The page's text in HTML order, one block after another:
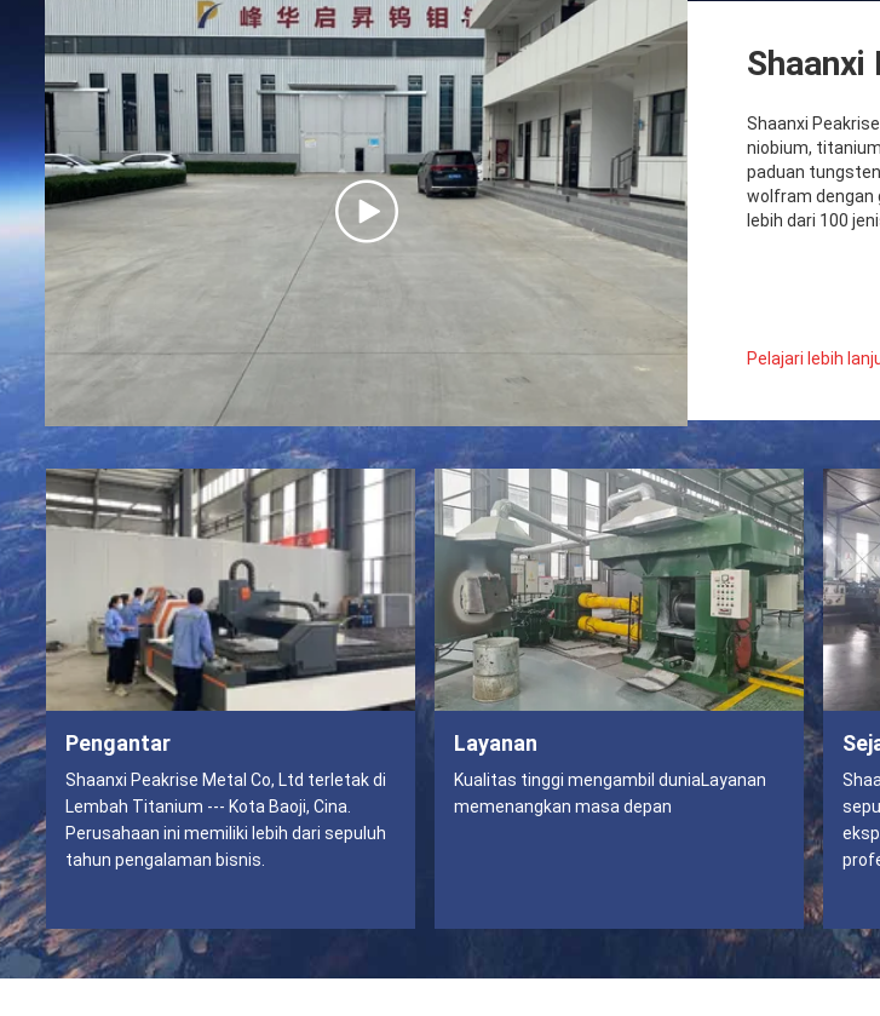
Shaanxi
Shaanxi
niobium,
paduan
wolfram dengan
lebih dari 100
Pelajari lebih
Pengantar
Shaanxi Peakrise Metal Co, Ltd terletak di
Lembah Titanium --- Kota Baoji, Cina.
Perusahaan ini memiliki lebih dari sepuluh
tahun pengalaman bisnis.
Layanan
Kualitas tinggi mengambil duniaLayanan
memenangkan masa depan